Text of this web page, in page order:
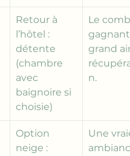
Retour à
l’hôtel :
détente
(chambre
avec
baignoire si
choisie)
Le
gagnant
grand air
n.
Option
neige :
Une